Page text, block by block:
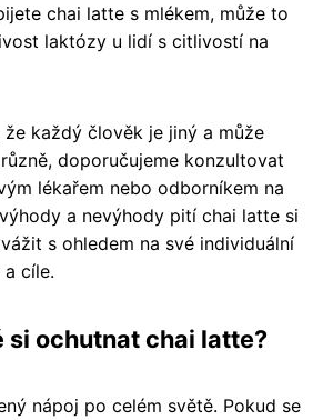
chai latte s mlékem, může to
laktózy u lidí s citlivostí na
každý člověk je jiný a může
doporučujeme konzultovat
lékařem nebo odborníkem na
a nevýhody pití chai latte si
s ohledem na své individuální
cíle.
si ochutnat chai latte?
nápoj po celém světě. Pokud se